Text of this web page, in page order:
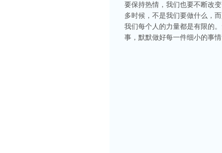
要保持热情，我们也要不断改
多时候，不是我们要做什么，
我们每个人的力量都是有限的
事，默默做好每一件细小的事